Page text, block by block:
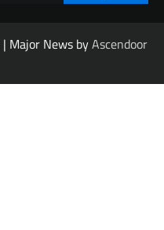
| Major News byAscendoor